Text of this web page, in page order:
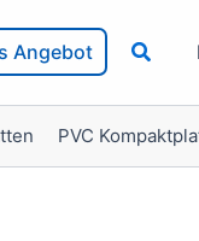
Angebot
PVC